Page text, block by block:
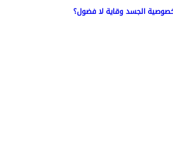
الجسد وقاية لا فضول؟